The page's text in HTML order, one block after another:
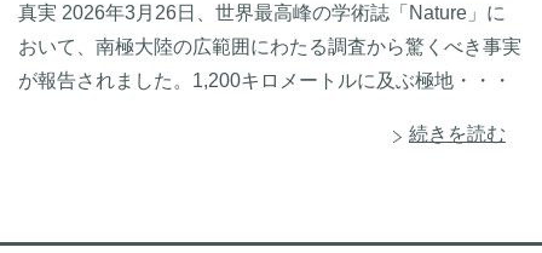
真実 2026年3月26日、世界最高峰の学術誌「Nature」に
おいて、南極大陸の広範囲にわたる調査から驚くべき事実
が報告されました。1,200キロメートルに及ぶ極地・・・
続きを読む